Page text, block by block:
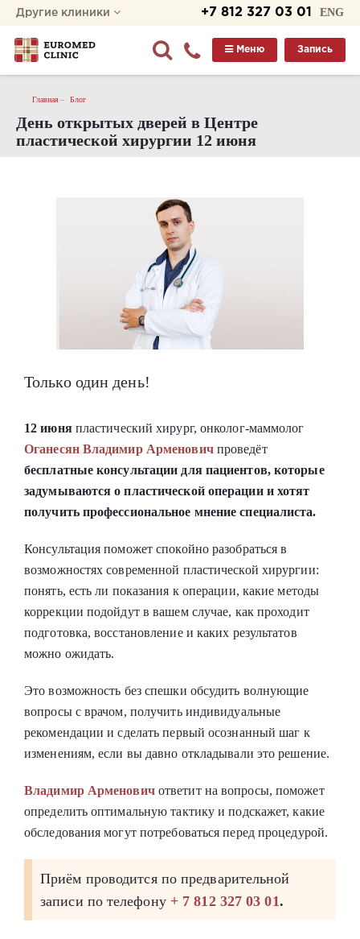
ENG
+7 812 327 03 01
Другие клиники
Запись
Меню
Главная Блог
День открытых дверей в Центре
пластической хирургии 12 июня
Только один день!
12 июняпластический хирург, онколог-маммолог
Оганесян Владимир Арменовичпроведёт
бесплатные консультации для пациентов, которые
задумываются о пластической операции и хотят
получить профессиональное мнение специалиста.
Консультация поможет спокойно разобраться в
возможностях современной пластической хирургии:
понять, есть ли показания к операции, какие методы
коррекции подойдут в вашем случае, как проходит
подготовка, восстановление и каких результатов
можно ожидать.
Это возможность без спешки обсудить волнующие
вопросы с врачом, получить индивидуальные
рекомендации и сделать первый осознанный шаг к
изменениям, если вы давно откладывали это решение.
Владимир Арменович ответит на вопросы, поможет
определить оптимальную тактику и подскажет, какие
обследования могут потребоваться перед процедурой.
Приём проводится по предварительной
записи по телефону + 7 812 327 03 01.